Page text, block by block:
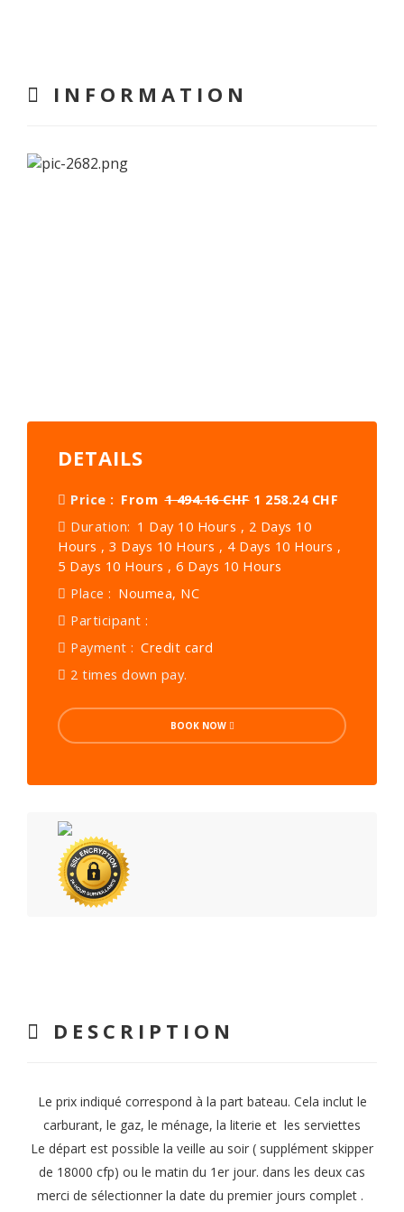
INFORMATION
DETAILS
Price : From 1 494.16 CHF1 258.24 CHF
Duration: 1 Day 10 Hours , 2 Days 10
Hours , 3 Days 10 Hours , 4 Days 10 Hours ,
5 Days 10 Hours , 6 Days 10 Hours
Place : Noumea, NC
Participant :
Payment : Credit card
2 times down pay.
BOOK NOW
DESCRIPTION
Le prix indiqué correspond à la part bateau. Cela inclut le
carburant, le gaz, le ménage, la literie et les serviettes
Le départ est possible la veille au soir ( supplément skipper
de 18000 cfp) ou le matin du 1er jour. dans les deux cas
merci de sélectionner la date du premier jours complet .